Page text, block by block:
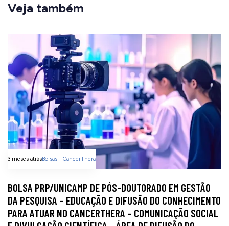
Veja também
3 meses atrásBolsas - CancerThera
BOLSA PRP/UNICAMP DE PÓS-DOUTORADO EM GESTÃO
DA PESQUISA – EDUCAÇÃO E DIFUSÃO DO CONHECIMENTO
PARA ATUAR NO CANCERTHERA – COMUNICAÇÃO SOCIAL